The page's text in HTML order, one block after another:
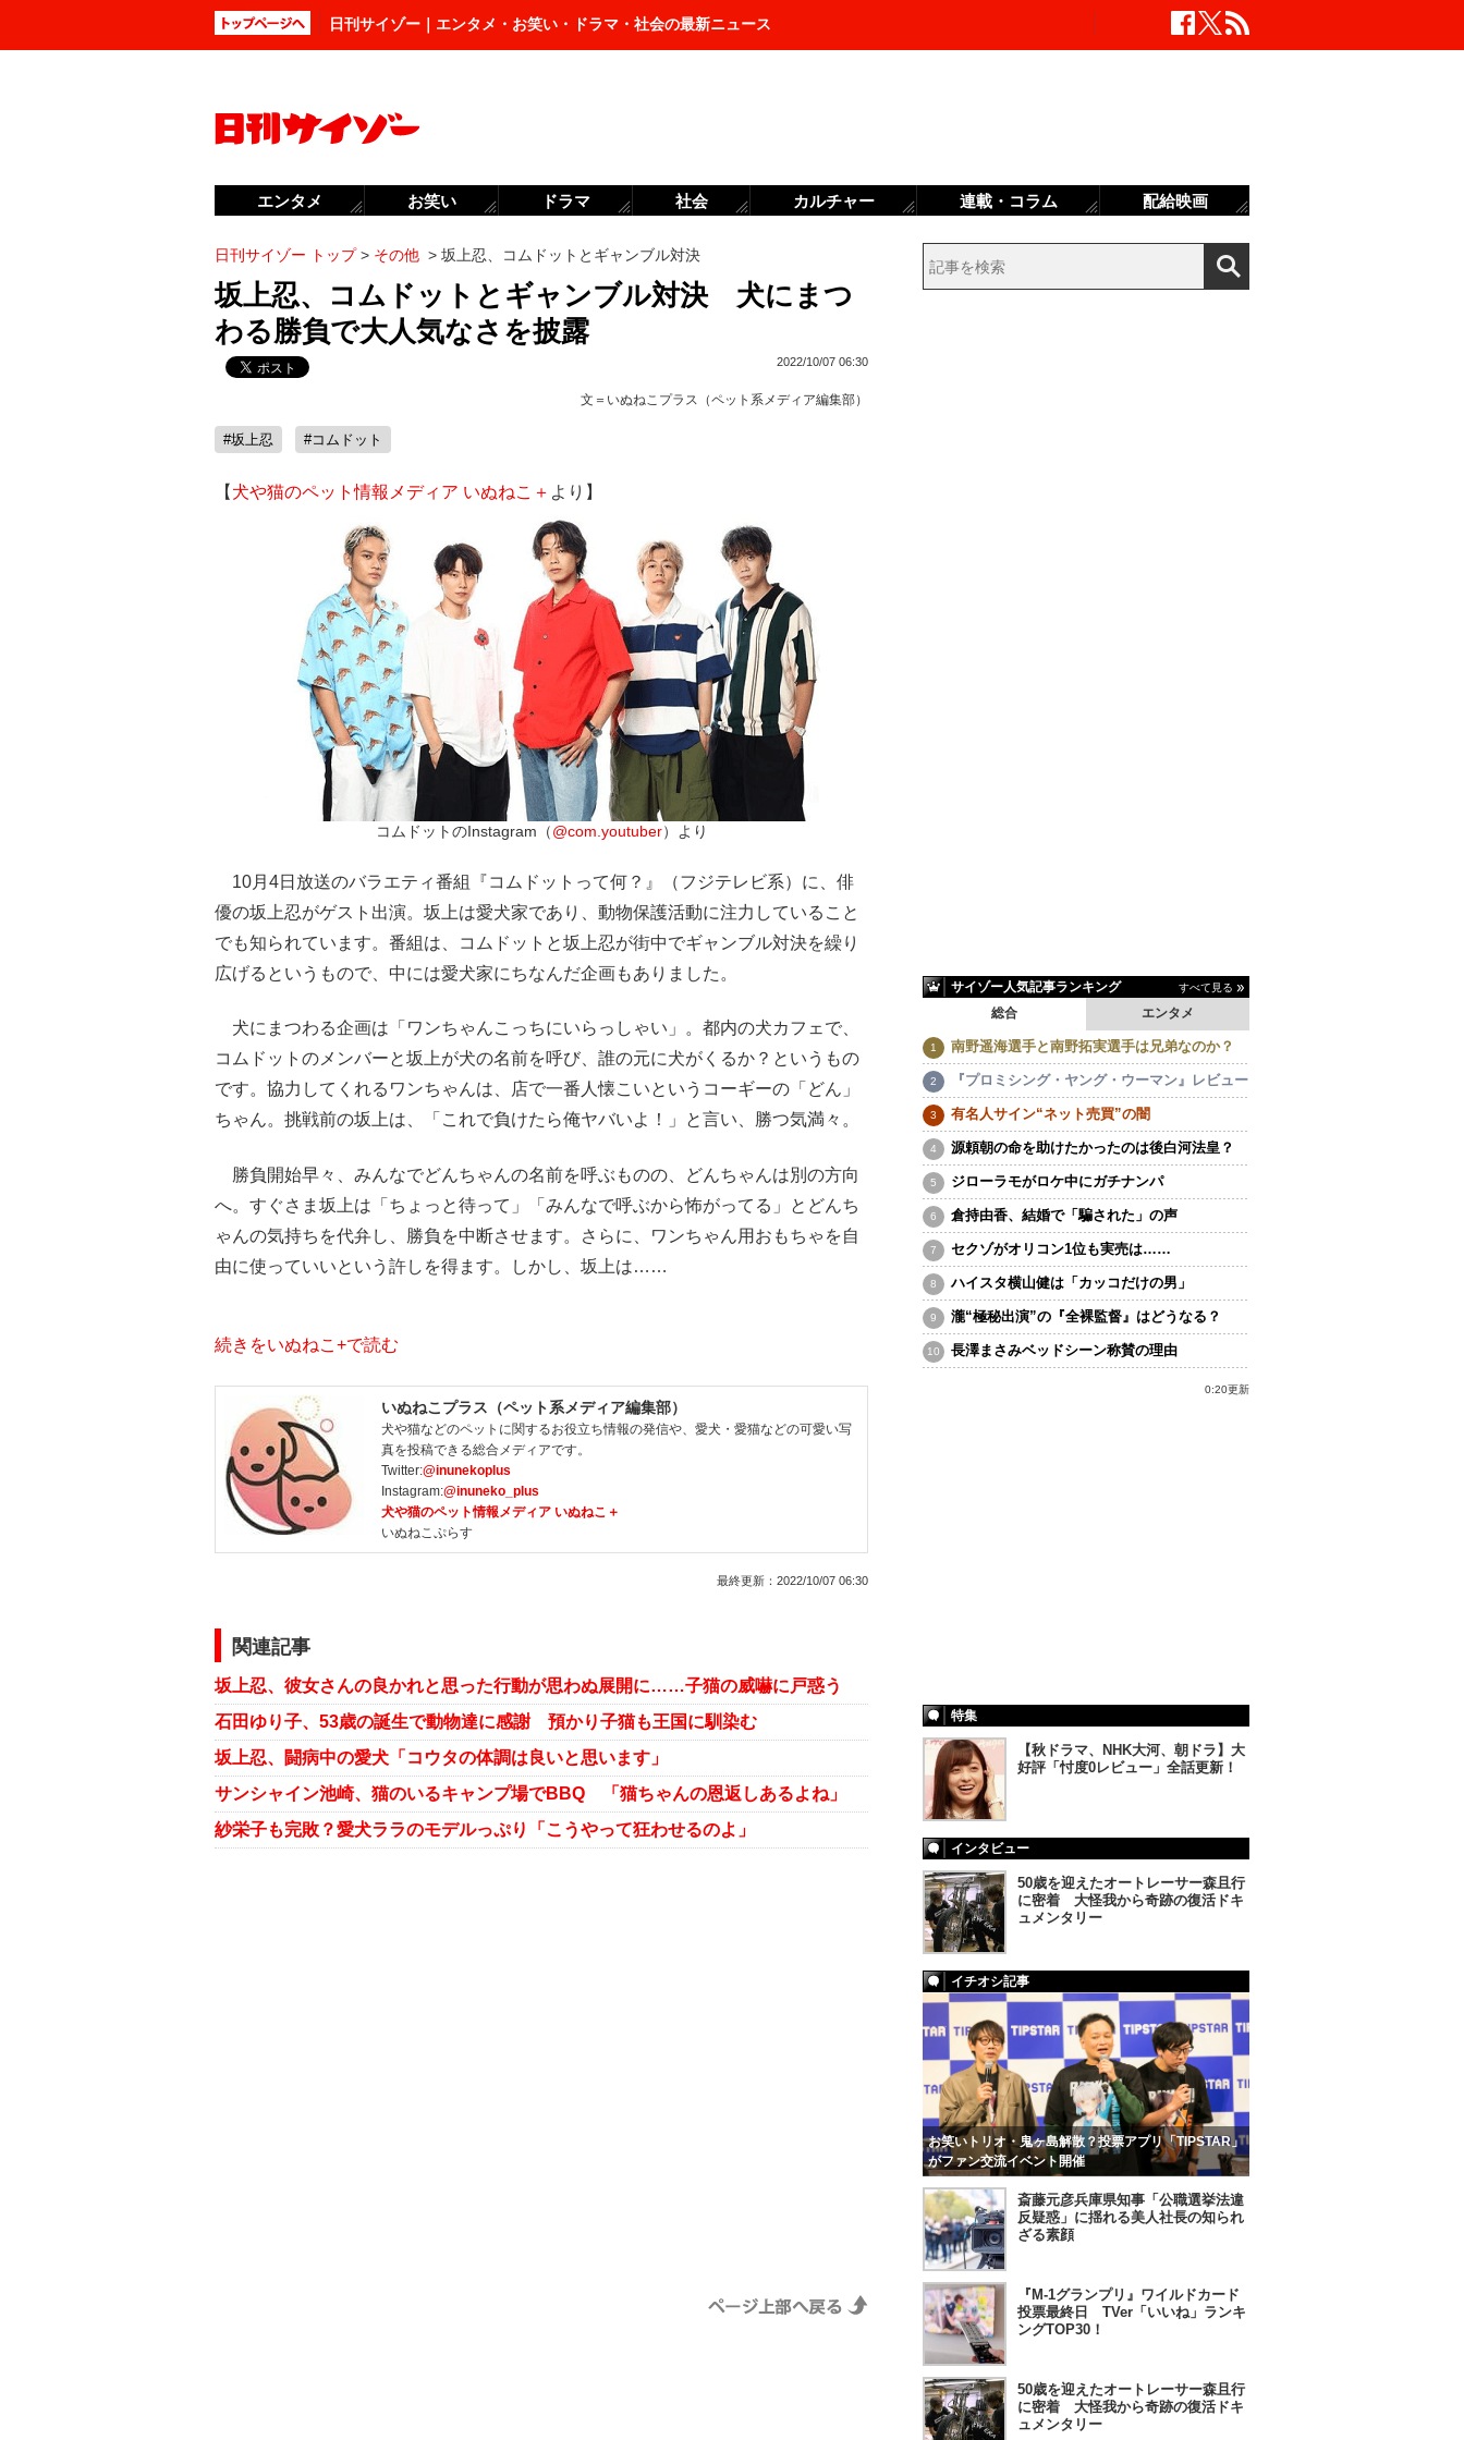
日刊サイゾー｜エンタメ・お笑い・ドラマ・社会の最新ニュース
日刊サイゾー トップ> その他 > 坂上忍、コムドットとギャンブル対決
坂上忍、コムドットとギャンブル対決 犬にまつ
わる勝負で大人気なさを披露
2022/10/07 06:30
文＝ いぬねこプラス（ペット系メディア編集部）
#坂上忍 #コムドット
【 犬や猫のペット情報メディア いぬねこ＋ より】
コムドットのInstagram（ @com.youtuber）より
10月4日放送のバラエティ番組『コムドットって何？』（フジテレビ系）に、俳
優の坂上忍がゲスト出演。坂上は愛犬家であり、動物保護活動に注力していること
でも知られています。番組は、コムドットと坂上忍が街中でギャンブル対決を繰り
広げるというもので、中には愛犬家にちなんだ企画もありました。
犬にまつわる企画は「ワンちゃんこっちにいらっしゃい」。都内の犬カフェで、
コムドットのメンバーと坂上が犬の名前を呼び、誰の元に犬がくるか？というもの
です。協力してくれるワンちゃんは、店で一番人懐こいというコーギーの「どん」
ちゃん。挑戦前の坂上は、「これで負けたら俺ヤバいよ！」と言い、勝つ気満々。
勝負開始早々、みんなでどんちゃんの名前を呼ぶものの、どんちゃんは別の方向
へ。すぐさま坂上は「ちょっと待って」「みんなで呼ぶから怖がってる」とどんち
ゃんの気持ちを代弁し、勝負を中断させます。さらに、ワンちゃん用おもちゃを自
由に使っていいという許しを得ます。しかし、坂上は……
続きをいぬねこ+で読む
いぬねこプラス（ペット系メディア編集部）
犬や猫などのペットに関するお役立ち情報の発信や、愛犬・愛猫などの可愛い写
真を投稿できる総合メディアです。
Twitter:@inunekoplus
Instagram:@inuneko_plus
犬や猫のペット情報メディア いぬねこ＋
いぬねこぷらす
最終更新： 2022/10/07 06:30
関連記事
坂上忍、彼女さんの良かれと思った行動が思わぬ展開に……子猫の威嚇に戸惑う
石田ゆり子、53歳の誕生で動物達に感謝 預かり子猫も王国に馴染む
坂上忍、闘病中の愛犬「コウタの体調は良いと思います」
サンシャイン池崎、猫のいるキャンプ場でBBQ 「猫ちゃんの恩返しあるよね」
紗栄子も完敗？愛犬ララのモデルっぷり「こうやって狂わせるのよ」
サイゾー人気記事ランキング すべて見る
エンタメ
総合
南野遥海選手と南野拓実選手は兄弟なのか？
『プロミシング・ヤング・ウーマン』レビュー
有名人サイン“ネット売買”の闇
源頼朝の命を助けたかったのは後白河法皇？
ジローラモがロケ中にガチナンパ
倉持由香、結婚で「騙された」の声
セクゾがオリコン1位も実売は……
ハイスタ横山健は「カッコだけの男」
瀧“極秘出演”の『全裸監督』はどうなる？
長澤まさみベッドシーン称賛の理由
0:20更新
特集
【秋ドラマ、NHK大河、朝ドラ】大
好評「忖度0レビュー」全話更新！
インタビュー
50歳を迎えたオートレーサー森且行
に密着 大怪我から奇跡の復活ドキ
ュメンタリー
イチオシ記事
お笑いトリオ・鬼ヶ島解散？投票アプリ「TIPSTAR」
がファン交流イベント開催
斎藤元彦兵庫県知事「公職選挙法違
反疑惑」に揺れる美人社長の知られ
ざる素顔
『M-1グランプリ』ワイルドカード
投票最終日 TVer「いいね」ランキ
ングTOP30！
50歳を迎えたオートレーサー森且行
に密着 大怪我から奇跡の復活ドキ
ュメンタリー
エンタメ お笑い ドラマ 社会 カルチャー 連載・コラム 配給映画